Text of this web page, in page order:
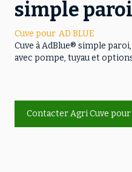
simple paroi
Cuve pour AD BLUE
Cuve à AdBlue® simple
avec pompe, tuyau et
Contacter Agri Cuve